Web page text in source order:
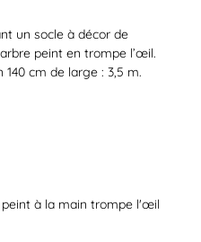
un socle à décor de
peint en trompe l’œil.
cm de large : 3,5 m.
à la main trompe l'œil